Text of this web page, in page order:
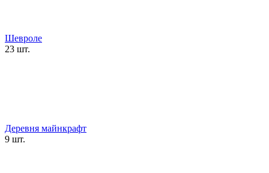
Шевроле
23 шт.
Деревня майнкрафт
9 шт.